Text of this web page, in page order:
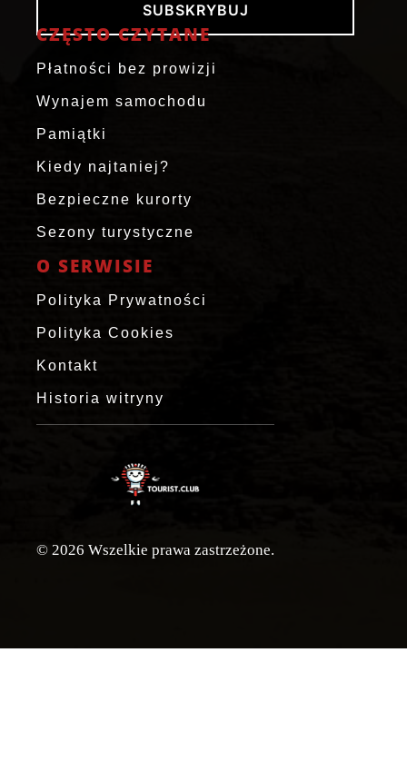
SUBSKRYBUJ
CZĘSTO CZYTANE
Płatności bez prowizji
Wynajem samochodu
Pamiątki
Kiedy najtaniej?
Bezpieczne kurorty
Sezony turystyczne
O SERWISIE
Polityka Prywatności
Polityka Cookies
Kontakt
Historia witryny
© 2026 Wszelkie prawa zastrzeżone.